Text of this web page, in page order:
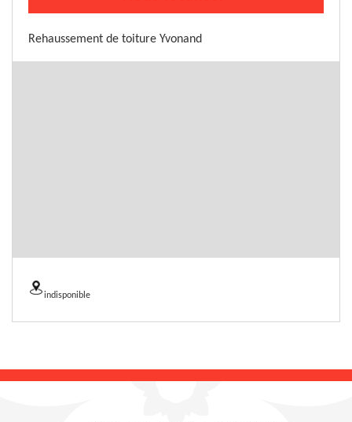
Rehaussement de toiture Yvonand
indisponible